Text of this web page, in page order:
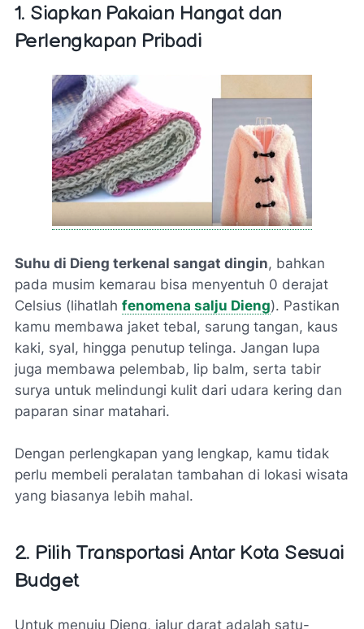
1. Siapkan Pakaian Hangat dan
Perlengkapan Pribadi
Suhu di Dieng terkenal sangat dingin, bahkan
pada musim kemarau bisa menyentuh 0 derajat
Celsius (lihatlah fenomena salju Dieng). Pastikan
kamu membawa jaket tebal, sarung tangan, kaus
kaki, syal, hingga penutup telinga. Jangan lupa
juga membawa pelembab, lip balm, serta tabir
surya untuk melindungi kulit dari udara kering dan
paparan sinar matahari.
Dengan perlengkapan yang lengkap, kamu tidak
perlu membeli peralatan tambahan di lokasi wisata
yang biasanya lebih mahal.
2. Pilih Transportasi Antar Kota Sesuai
Budget
Untuk menuju Dieng, jalur darat adalah satu-